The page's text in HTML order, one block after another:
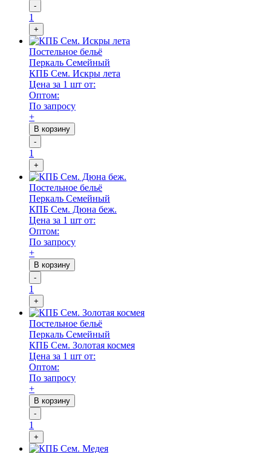
-
1
+
Постельное бельё
Перкаль Семейный
КПБ Сем. Искры лета
Цена за 1 шт от:
Оптом:
По запросу
+
В корзину
-
1
+
Постельное бельё
Перкаль Семейный
КПБ Сем. Дюна беж.
Цена за 1 шт от:
Оптом:
По запросу
+
В корзину
-
1
+
Постельное бельё
Перкаль Семейный
КПБ Сем. Золотая космея
Цена за 1 шт от:
Оптом:
По запросу
+
В корзину
-
1
+